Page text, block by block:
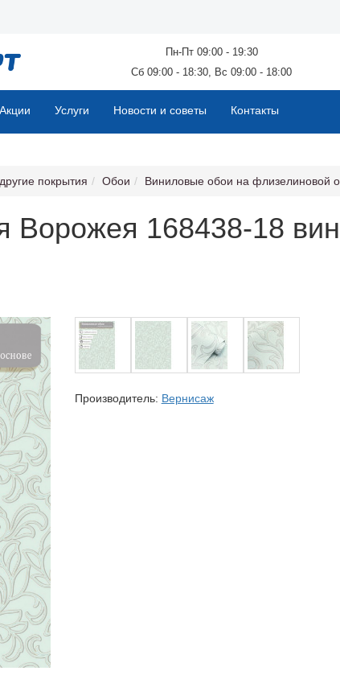
Пн-Пт 09:00 - 19:30
Сб 09:00 - 18:30, Вс 09:00 - 18:00
Акции Услуги Новости и советы Контакты
покрытия Обои Виниловые обои на флизелиновой
Ворожея 168438-18
Производитель: Вернисаж